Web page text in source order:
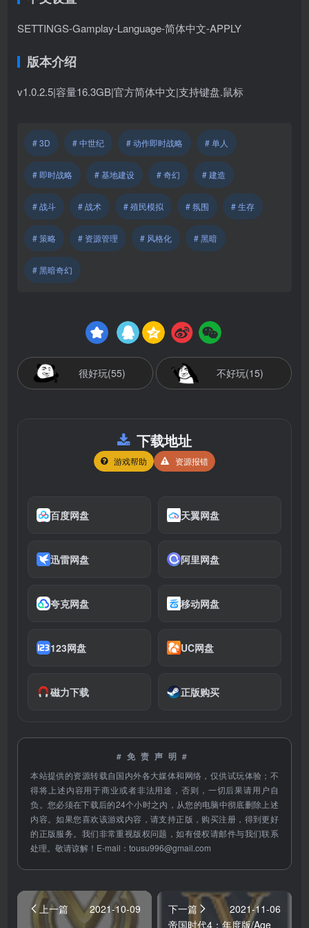
SETTINGS-Gamplay-Language-简体中文-APPLY
版本介绍
v1.0.2.5|容量16.3GB|官方简体中文|支持键盘.鼠标
# 3D # 中世纪 # 动作即时战略 # 单人
# 即时战略 # 基地建设 # 奇幻 # 建造
# 战斗 # 战术 # 殖民模拟 # 氛围 # 生存
# 策略 # 资源管理 # 风格化 # 黑暗
# 黑暗奇幻
很好玩(55) 不好玩(15)
下载地址
游戏帮助 资源报错
百度网盘 天翼网盘
迅雷网盘 阿里网盘
夸克网盘 移动网盘
123网盘 UC网盘
磁力下载 正版购买
#免责声明#
本站提供的资源转载自国内外各大媒体和网络，仅供试玩体验；不
得将上述内容用于商业或者非法用途，否则，一切后果请用户自
负。您必须在下载后的24个小时之内，从您的电脑中彻底删除上述
内容。如果您喜欢该游戏内容，请支持正版，购买注册，得到更好
的正版服务。我们非常重视版权问题，如有侵权请邮件与我们联系
处理。敬请谅解！E-mail：tousu996@gmail.com
上一篇
2021-10-09
下一篇
2021-11-06
帝国时代4：年度版/Age